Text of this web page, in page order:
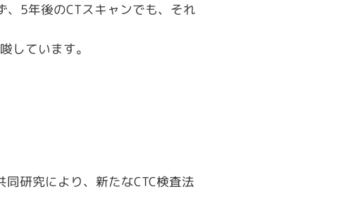
、5年後のCTスキャンでも、それ
しています。
研究により、新たなCTC検査法